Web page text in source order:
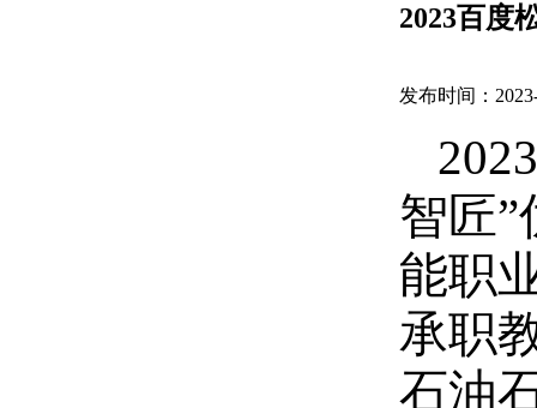
2023百度
发布时间：
2023
智匠”
能职
承职
石油